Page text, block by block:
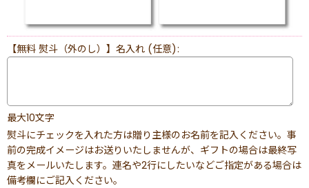
【無料 熨斗（外のし）】名入れ (任意):
最大10文字
熨斗にチェックを入れた方は贈り主様のお名前を記入ください。事
前の完成イメージはお送りいたしませんが、ギフトの場合は最終写
真をメールいたします。連名や2行にしたいなどご指定がある場合は
備考欄にご記入ください。